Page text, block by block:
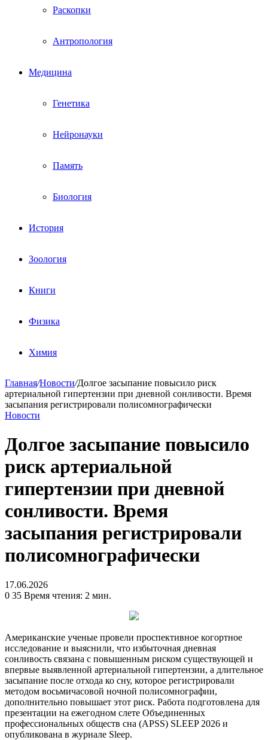
Раскопки
Антропология
Медицина
Генетика
Нейронауки
Память
Биология
История
Зоология
Книги
Физика
Химия
Главная/Новости/Долгое засыпание повысило риск
артериальной гипертензии при дневной сонливости. Время
засыпания регистрировали полисомнографически
Новости
Долгое засыпание повысило
риск артериальной
гипертензии при дневной
сонливости. Время
засыпания регистрировали
полисомнографически
17.06.2026
0 35 Время чтения: 2 мин.
Американские ученые провели проспективное когортное
исследование и выяснили, что избыточная дневная
сонливость связана с повышенным риском существующей и
впервые выявленной артериальной гипертензии, а длительное
засыпание после отхода ко сну, которое регистрировали
методом восьмичасовой ночной полисомнографии,
дополнительно повышает этот риск. Работа подготовлена для
презентации на ежегодном слете Объединенных
профессиональных обществ сна (APSS) SLEEP 2026 и
опубликована в журнале Sleep.